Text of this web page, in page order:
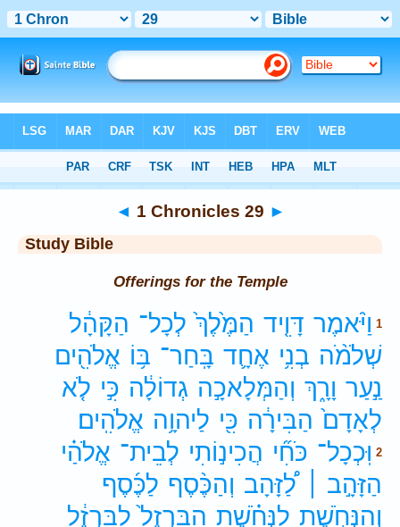
> 1 Chronicles 29
◄ 1 Chronicles 29 ►
Study Bible
Offerings for the Temple
1 וַיֹּ֨אמֶר דָּוִ֤יד הַמֶּ֙לֶךְ֙ לְכָל־ הַקָּהָ֔ל
שְׁלֹמֹ֨ה בְנִ֥י אֶחָ֛ד בָּֽחַר־ בּ֥וֹ אֱלֹהִ֖ים
נַ֣עַר וָרָ֑ךְ וְהַמְּלָאכָ֣ה גְדוֹלָ֔ה כִּ֣י לֹ֤א
לְאָדָם֙ הַבִּירָ֔ה כִּ֖י לַיהוָ֥ה אֱלֹהִֽים׃
2 וּֽכְכָל־ כֹּחִ֞י הֲכִינ֣וֹתִי לְבֵית־ אֱלֹהַ֗י
הַזָּהָ֣ב ׀
לַ֠זָּהָב וְהַכֶּ֨סֶף לַכֶּ֜סֶף
וְהַנְּחֹ֣שֶׁת לַנְּחֹ֗שֶׁת הַבַּרְזֶל֙ לַבַּרְזֶ֔ל